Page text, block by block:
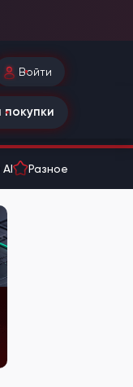
Войти
покупки
Разное